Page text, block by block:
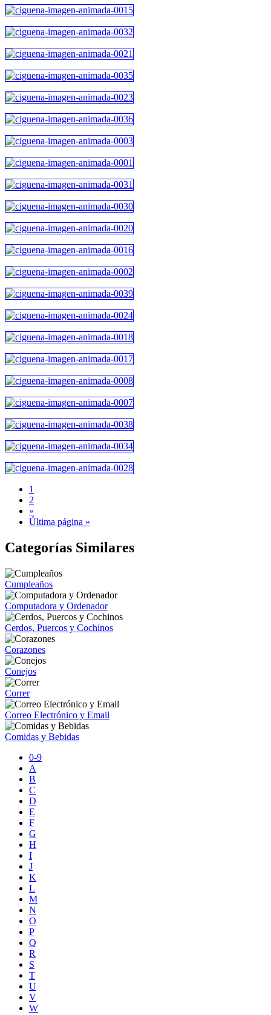
1
2
»
Última página »
Categorías Similares
Cumpleaños
Computadora y Ordenador
Cerdos, Puercos y Cochinos
Corazones
Conejos
Correr
Correo Electrónico y Email
Comidas y Bebidas
0-9
A
B
C
D
E
F
G
H
I
J
K
L
M
N
O
P
Q
R
S
T
U
V
W